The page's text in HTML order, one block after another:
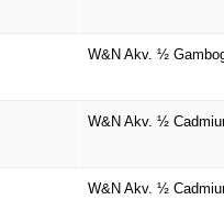
W&N Akv. ½
W&N Akv. ½
W&N Akv. ½